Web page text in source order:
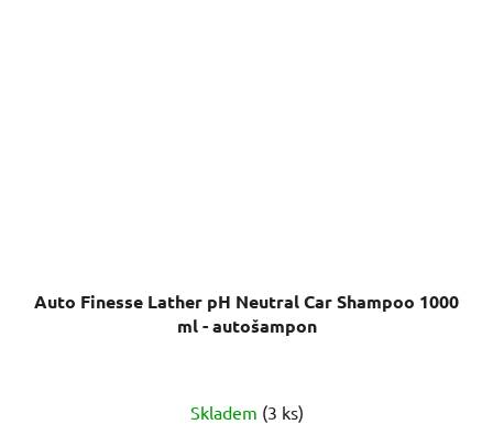
Auto Finesse Lather pH Neutral Car Shampoo 1000
ml - autošampon
hodnocení
Skladem (3 ks)